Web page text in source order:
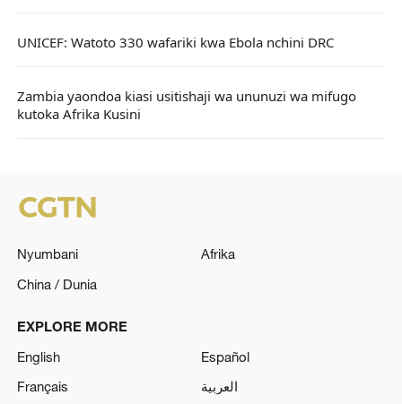
UNICEF: Watoto 330 wafariki kwa Ebola nchini DRC
Zambia yaondoa kiasi usitishaji wa ununuzi wa mifugo
kutoka Afrika Kusini
Nyumbani
Afrika
China / Dunia
EXPLORE MORE
English
Español
Français
العربية